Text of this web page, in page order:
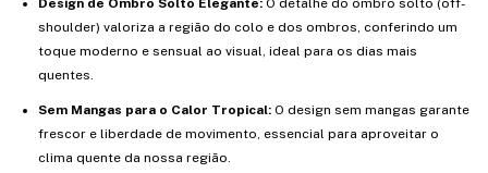
Design de Ombro Solto Elegante: O detalhe do ombro solto (off-
shoulder) valoriza a região do colo e dos ombros, conferindo um
toque moderno e sensual ao visual, ideal para os dias mais
quentes.
Sem Mangas para o Calor Tropical: O design sem mangas garante
frescor e liberdade de movimento, essencial para aproveitar o
clima quente da nossa região.